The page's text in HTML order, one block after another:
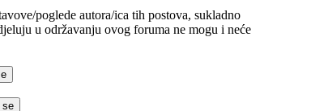
poglede autora/ica tih postova, sukladno
u održavanju ovog foruma ne mogu i neće